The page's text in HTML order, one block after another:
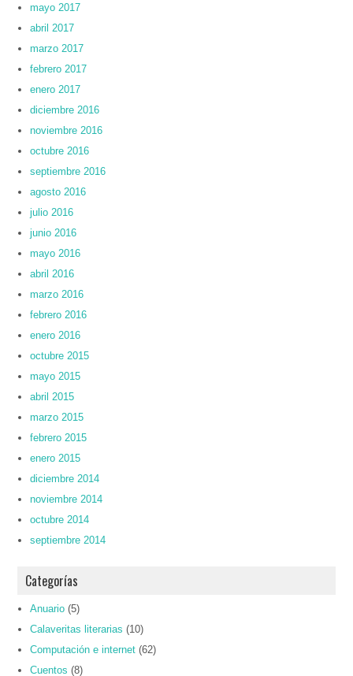
mayo 2017
abril 2017
marzo 2017
febrero 2017
enero 2017
diciembre 2016
noviembre 2016
octubre 2016
septiembre 2016
agosto 2016
julio 2016
junio 2016
mayo 2016
abril 2016
marzo 2016
febrero 2016
enero 2016
octubre 2015
mayo 2015
abril 2015
marzo 2015
febrero 2015
enero 2015
diciembre 2014
noviembre 2014
octubre 2014
septiembre 2014
Categorías
Anuario (5)
Calaveritas literarias (10)
Computación e internet (62)
Cuentos (8)